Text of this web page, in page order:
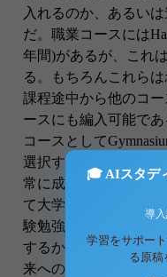
入れるのか、あるい
だ。職業コースには
年間)があるが、これ
る。もちろんこれら
課程途中から他のコ
ースにも編入可能で
コースとして
選択すると、かの有
常に成績が記録され
て大学入学の可否が
験勉強”がない。 つ
するか、勉強を続け
来への選択肢が早々
🎓 AIスタデ
導
学習をサポー
る原稿